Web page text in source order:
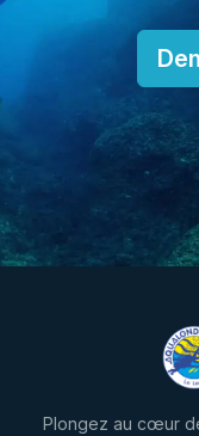
Plongez au cœur